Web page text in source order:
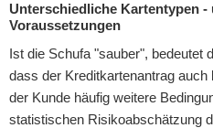
Unterschiedliche Kartentypen
Voraussetzungen
Ist die Schufa "sauber", bedeutet
dass der Kreditkartenantrag
der Kunde häufig weitere
statistischen Risikoabschätzung